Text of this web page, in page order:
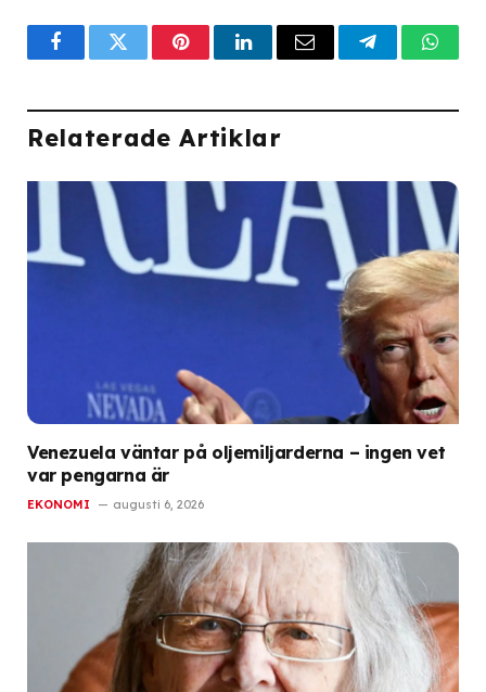
FacebookTwitterPinterestLinkedInEmail Telegram
Relaterade Artiklar
Venezuela väntar på oljemiljarderna – ingen vet
var pengarna är
EKONOMI augusti 6, 2026